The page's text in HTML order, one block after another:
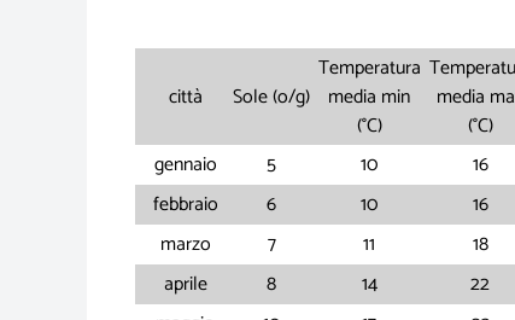
città Sole (o/g)
Temperatura
media min
(°C)
media
(°C)
gennaio 5 10 16
febbraio
6 10 16
marzo
7 11 18
aprile
8 14 22